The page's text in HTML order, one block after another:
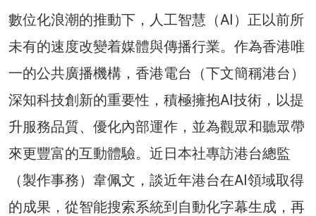
數位化浪潮的推動下，人工智慧（AI）正以前所
未有的速度改變着媒體與傳播行業。作為香港唯
一的公共廣播機構，香港電台（下文簡稱港台）
深知科技創新的重要性，積極擁抱AI技術，以提
升服務品質、優化內部運作，並為觀眾和聽眾帶
來更豐富的互動體驗。近日本社專訪港台總監
（製作事務）韋佩文，談近年港台在AI領域取得
的成果，從智能搜索系統到自動化字幕生成，再